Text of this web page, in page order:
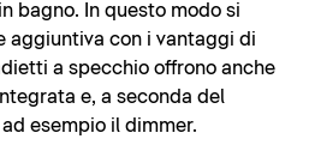
bagno. In questo modo si
aggiuntiva con i vantaggi di
a specchio offrono anche
e, a seconda del
esempio il dimmer.